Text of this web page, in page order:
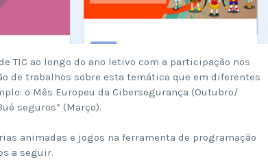
TIC ao longo do ano letivo com a participação nos
de trabalhos sobre esta temática que em diferentes
o Mês Europeu da Cibersegurança (Outubro/
seguros” (Março).
animadas e jogos na ferramenta de programação
a seguir.